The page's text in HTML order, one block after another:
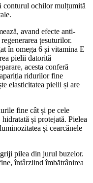
conturul ochilor mulțumită
avand efecte anti-
țesuturilor.
în omega 6 și vitamina E
pielii datorită
acesta conferă
ridurilor fine
elasticitatea pielii și are
fine cât și pe cele
și protejată. Pielea
și cearcănele
pilea din jurul buzelor.
întârziind îmbătrânirea